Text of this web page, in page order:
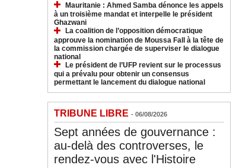
Mauritanie : Ahmed Samba dénonce les appels
à un troisième mandat et interpelle le président
Ghazwani
La coalition de l’opposition démocratique
approuve la nomination de Moussa Fall à la tête de
la commission chargée de superviser le dialogue
national
Le président de l’UFP revient sur le processus
qui a prévalu pour obtenir un consensus
permettant le lancement du dialogue national
TRIBUNE LIBRE - 06/08/2026
Sept années de gouvernance :
au-delà des controverses, le
rendez-vous avec l'Histoire